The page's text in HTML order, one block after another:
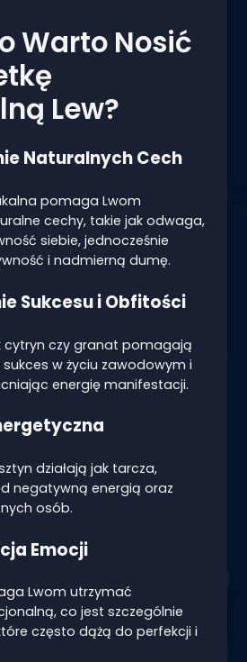
Warto Nosić
Lew?
Naturalnych Cech
pomaga Lwom
cechy, takie jak odwaga,
siebie, jednocześnie
i nadmierną dumę.
Sukcesu i Obfitości
cytryn czy granat pomagają
w życiu zawodowym i
energię manifestacji.
działają jak tarcza,
negatywną energią oraz
osób.
Emocji
Lwom utrzymać
co jest szczególnie
często dążą do perfekcji i